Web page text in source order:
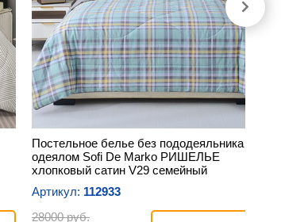
Постельное белье без пододеяльника с
одеялом Sofi De Marko РИШЕЛЬЕ
хлопковый сатин V29 семейный
Артикул: 112933
28000 руб.